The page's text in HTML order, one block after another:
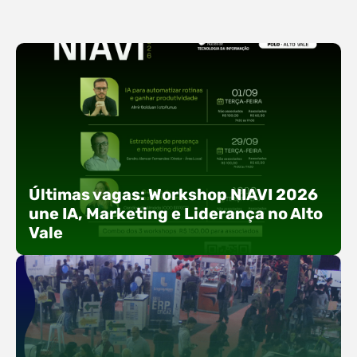
Últimas vagas: Workshop NIAVI 2026
une IA, Marketing e Liderança no Alto
Vale